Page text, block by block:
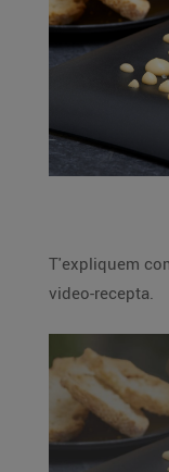
T'expliquem
video-recepta.